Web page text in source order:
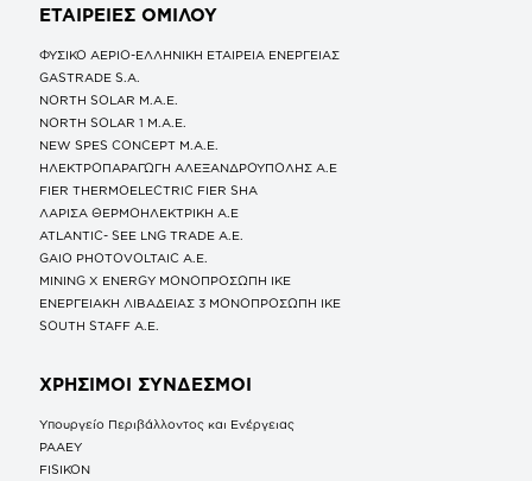
ΕΤΑΙΡΕΙΕΣ ΟΜΙΛΟΥ
ΦΥΣΙΚΟ ΑΕΡΙΟ-ΕΛΛΗΝΙΚΗ ΕΤΑΙΡΕΙΑ ΕΝΕΡΓΕΙΑΣ
GASTRADE S.A.
NORTH SOLAR M.Α.Ε.
NORTH SOLAR 1 M.Α.Ε.
NEW SPES CONCEPT Μ.Α.Ε.
ΗΛΕΚΤΡΟΠΑΡΑΓΩΓΗ ΑΛΕΞΑΝΔΡΟΥΠΟΛΗΣ A.E
FIER THERMOELECTRIC FIER SHA
ΛΑΡΙΣΑ ΘΕΡΜΟΗΛΕΚΤΡΙΚΗ A.E
ATLANTIC- SEE LNG TRADE A.E.
GAIO PHOTOVOLTAIC Α.Ε.
MINING X ENERGY ΜΟΝΟΠΡΟΣΩΠΗ ΙΚΕ
ΕΝΕΡΓΕΙΑΚΗ ΛΙΒΑΔΕΙΑΣ 3 ΜΟΝΟΠΡΟΣΩΠΗ ΙΚΕ
SOUTH STAFF Α.Ε.
ΧΡΗΣΙΜΟΙ ΣΥΝΔΕΣΜΟΙ
Υπουργείο Περιβάλλοντος και Ενέργειας
ΡΑΑΕΥ
FISIKON